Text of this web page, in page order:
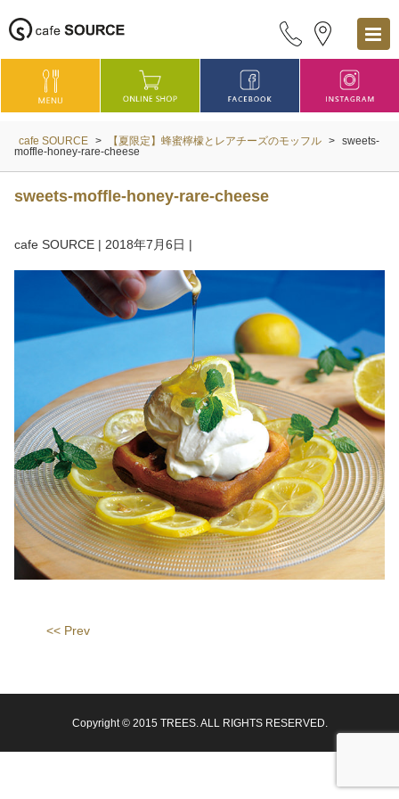
cafe SOURCE > 【夏限定】蜂蜜檸檬とレアチーズのモッフル > sweets-
moffle-honey-rare-cheese
sweets-moffle-honey-rare-cheese
cafe SOURCE | 2018年7月6日 |
<< Prev
Copyright © 2015 TREES. ALL RIGHTS RESERVED.